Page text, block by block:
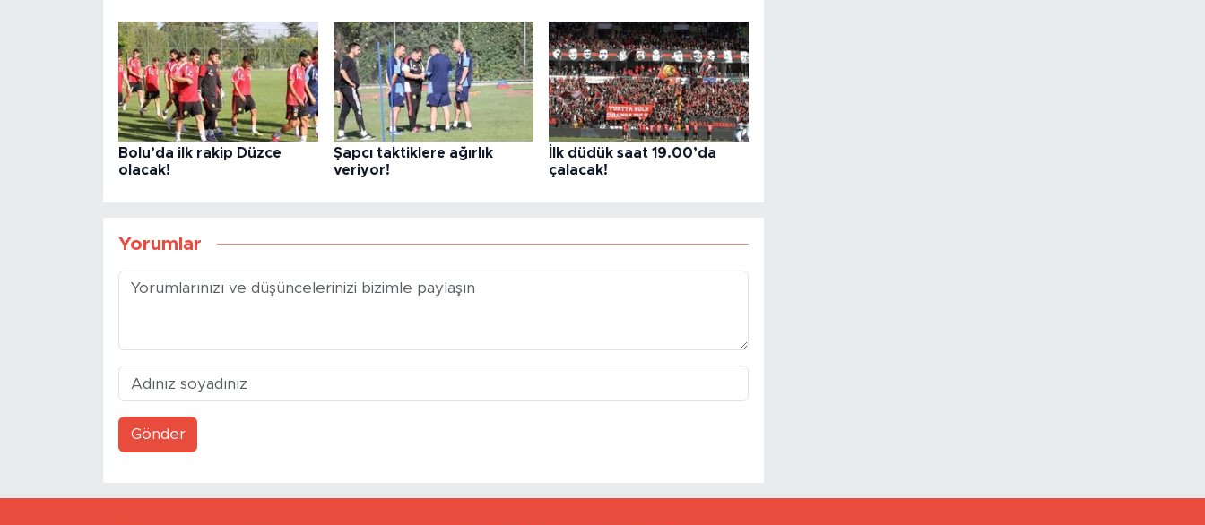
Bolu’da ilk rakip Düzce
olacak!
Şapcı taktiklere ağırlık
veriyor!
İlk düdük saat 19.00’da
çalacak!
Yorumlar
Gönder